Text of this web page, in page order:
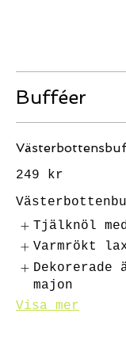
Bufféer
249 kr
Tjälknöl
Varmrökt
Dekorerade
majon
Visa mer